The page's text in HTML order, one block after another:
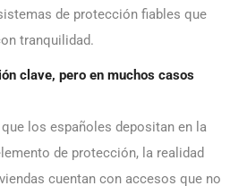
de protección fiables que
tranquilidad.
clave, pero en muchos casos
los españoles depositan en la
de protección, la realidad
cuentan con accesos que no